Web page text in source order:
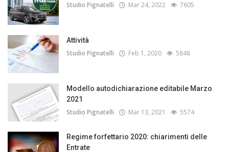
Studio Pignatelli Mar 24, 2022 7605
Attività
Studio Pignatelli Feb 1, 2020 5848
Modello autodichiarazione editabile Marzo
2021
Studio Pignatelli Mar 13, 2021 5574
Regime forfettario 2020: chiarimenti delle
Entrate